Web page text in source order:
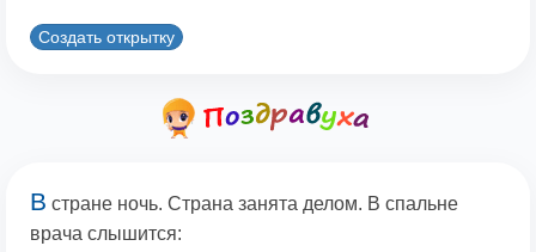
Создать открытку
В стране ночь. Страна занята делом. В спальне
врача слышится: